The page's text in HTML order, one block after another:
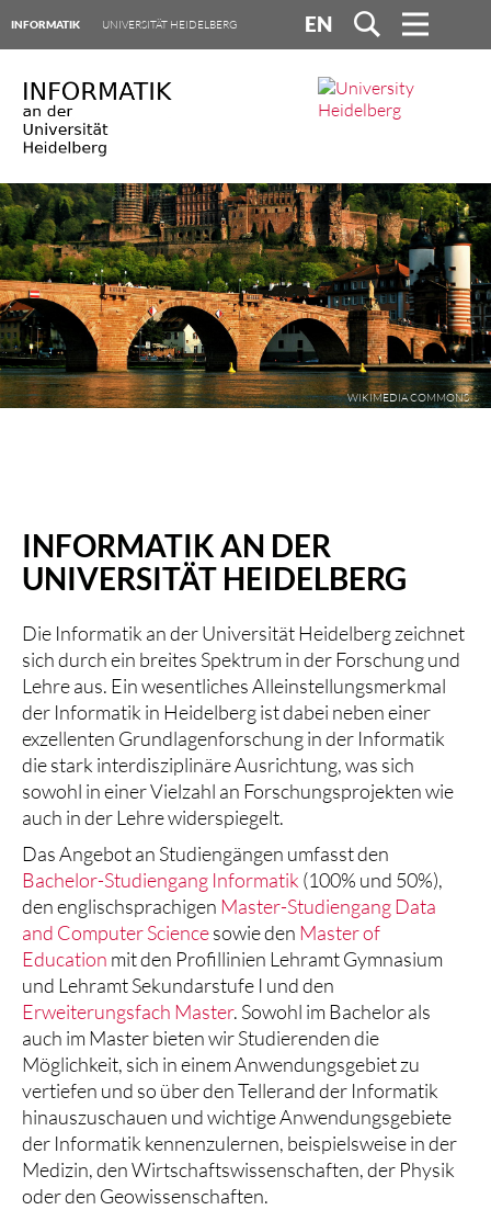
INFORMATIK UNIVERSITÄT HEIDELBERG EN
WIKIMEDIA COMMONS
INFORMATIK AN DER
UNIVERSITÄT HEIDELBERG
Die Informatik an der Universität Heidelberg zeichnet
sich durch ein breites Spektrum in der Forschung und
Lehre aus. Ein wesentliches Alleinstellungsmerkmal
der Informatik in Heidelberg ist dabei neben einer
exzellenten Grundlagenforschung in der Informatik
die stark interdisziplinäre Ausrichtung, was sich
sowohl in einer Vielzahl an Forschungsprojekten wie
auch in der Lehre widerspiegelt.
Das Angebot an Studiengängen umfasst den
Bachelor-Studiengang Informatik(100% und 50%),
den englischsprachigen Master-Studiengang Data
and Computer Sciencesowie den Master of
Education mit den Profillinien Lehramt Gymnasium
und Lehramt Sekundarstufe I und den
Erweiterungsfach Master. Sowohl im Bachelor als
auch im Master bieten wir Studierenden die
Möglichkeit, sich in einem Anwendungsgebiet zu
vertiefen und so über den Tellerand der Informatik
hinauszuschauen und wichtige Anwendungsgebiete
der Informatik kennenzulernen, beispielsweise in der
Medizin, den Wirtschaftswissenschaften, der Physik
oder den Geowissenschaften.